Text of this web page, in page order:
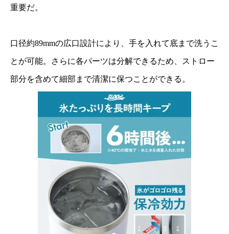
重要だ。
口径約89mmの広口設計により、手を入れて底まで洗うこ
とが可能。さらに各パーツは分解できるため、ストロー
部分を含めて細部まで清潔に保つことができる。